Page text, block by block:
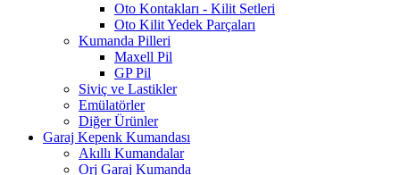
Oto Kontakları - Kilit Setleri
Oto Kilit Yedek Parçaları
Kumanda Pilleri
Maxell Pil
GP Pil
Siviç ve Lastikler
Emülatörler
Diğer Ürünler
Garaj Kepenk Kumandası
Akıllı Kumandalar
Orj Garaj Kumanda